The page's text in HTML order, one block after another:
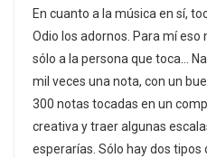
En cuanto a la música en sí,
Odio los adornos. Para mí
sólo a la persona que toca…
mil veces una nota, con un
300 notas tocadas en un
creativa y traer algunas
esperarías. Sólo hay dos tipos